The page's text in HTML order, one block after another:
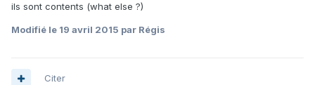
ils sont contents (what else ?)
Modifié le 19 avril 2015 par Régis
Citer